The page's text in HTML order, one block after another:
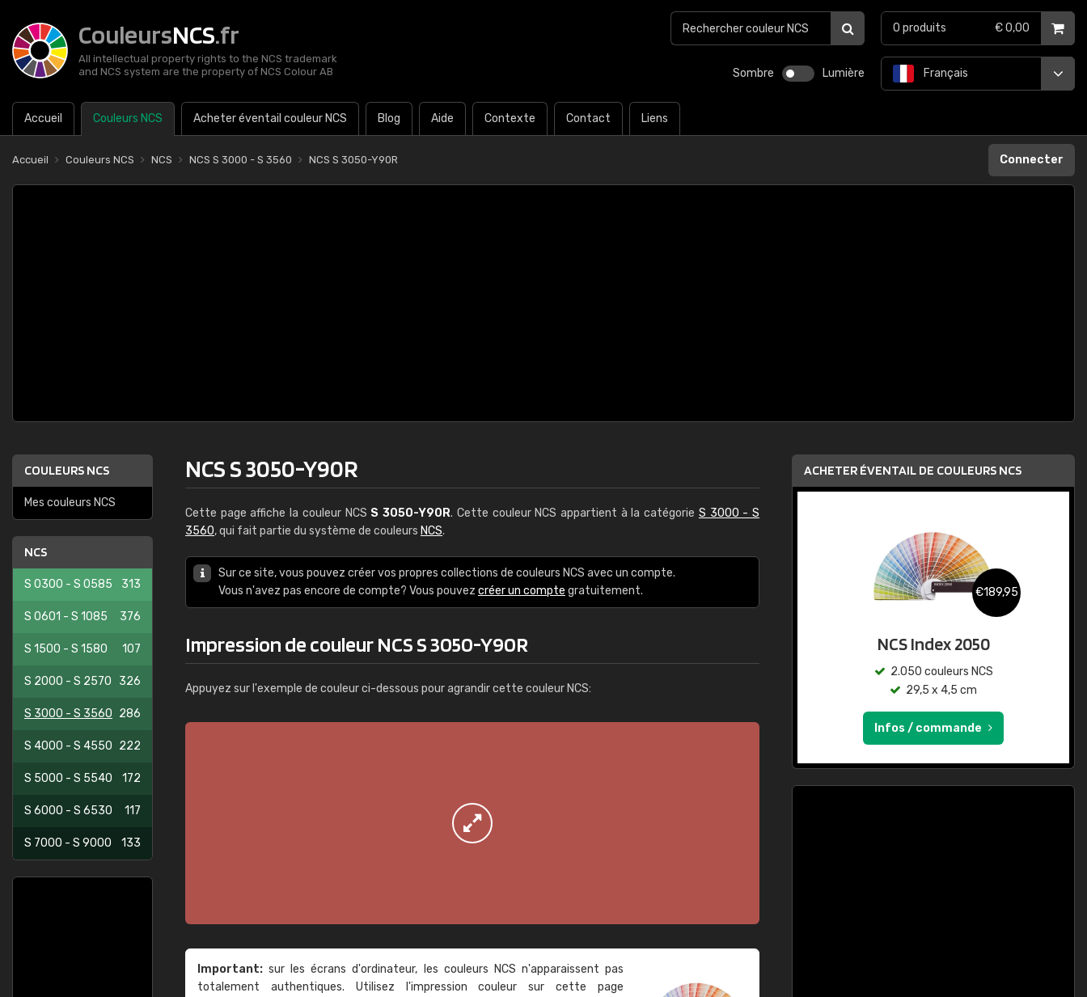
CouleursNCS.fr
All intellectual property rights to the NCS trademark
and NCS system are the property of NCS Colour AB
Sombre Lumière
Accueil Couleurs NCS Acheter éventail couleur NCS Blog Aide Contexte Contact Liens
Français
0 produits € 0,00
Accueil Couleurs NCS NCS NCS S 3000 - S 3560 NCS S 3050-Y90R Connecter
COULEURS NCS
Mes couleurs NCS
NCS
S 0300 - S 0585 313
S 0601 - S 1085 376
S 1500 - S 1580 107
S 2000 - S 2570 326
S 3000 - S 3560 286
S 4000 - S 4550 222
S 5000 - S 5540 172
S 6000 - S 6530 117
S 7000 - S 9000 133
NCS S 3050-Y90R
Cette page affiche la couleur NCS S 3050-Y90R. Cette couleur NCS appartient à la catégorie S 3000 - S
3560, qui fait partie du système de couleurs NCS.
Sur ce site, vous pouvez créer vos propres collections de couleurs NCS avec un compte.
Vous n'avez pas encore de compte? Vous pouvez créer un compte gratuitement.
Impression de couleur NCS S 3050-Y90R
Appuyez sur l'exemple de couleur ci-dessous pour agrandir cette couleur NCS:
Important: sur les écrans d'ordinateur, les couleurs NCS n'apparaissent pas
totalement authentiques. Utilisez l'impression couleur sur cette page
ACHETER ÉVENTAIL DE COULEURS NCS
€189,95
NCS Index 2050
2.050 couleurs NCS
29,5 x 4,5 cm
Infos / commande